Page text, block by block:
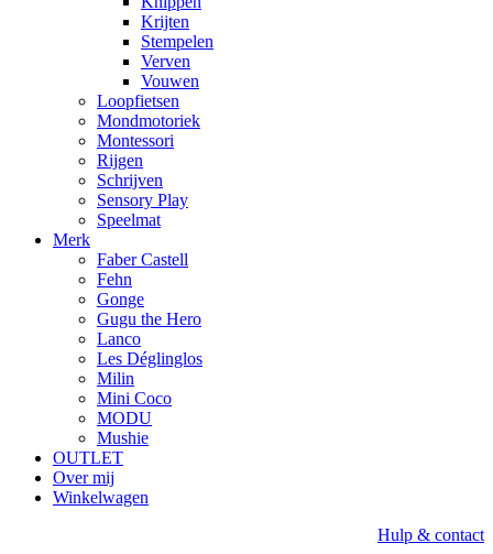
Krijten
Stempelen
Verven
Vouwen
Loopfietsen
Mondmotoriek
Montessori
Rijgen
Schrijven
Sensory Play
Speelmat
Merk
Faber Castell
Fehn
Gonge
Gugu the Hero
Lanco
Les Déglinglos
Milin
Mini Coco
MODU
Mushie
OUTLET
Over mij
Winkelwagen
Hulp & contact